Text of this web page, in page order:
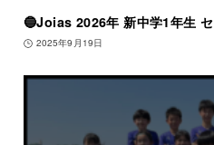
🔵Joias 2026年 新中学1年生
2025年9月19日